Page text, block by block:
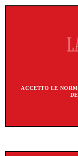
ACCETTO LE